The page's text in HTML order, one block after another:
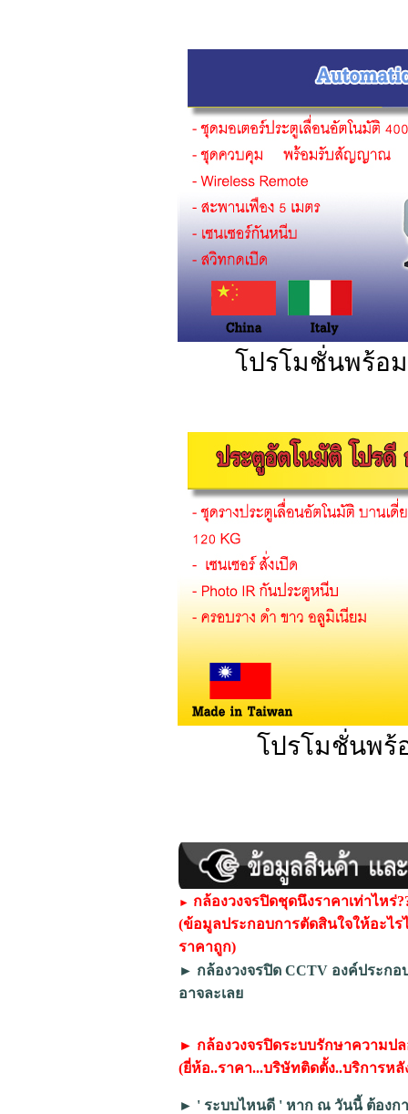
โปรโมชั่นพร้อ
โปรโมชั่นพร้
► กล้องวงจรปิดชุดนึงราคาเท่าไหร่
(ข้อมูลประกอบการตัดสินใจให้อะไร
ราคาถูก)
► กล้องวงจรปิด CCTV องค์ประก
อาจละเลย
► กล้องวงจรปิดระบบรักษาความป
(ยี่ห้อ..ราคา...บริษัทติดตั้ง..บริการห
► ' ระบบไหนดี ' หาก ณ วันนี้ ต้องก